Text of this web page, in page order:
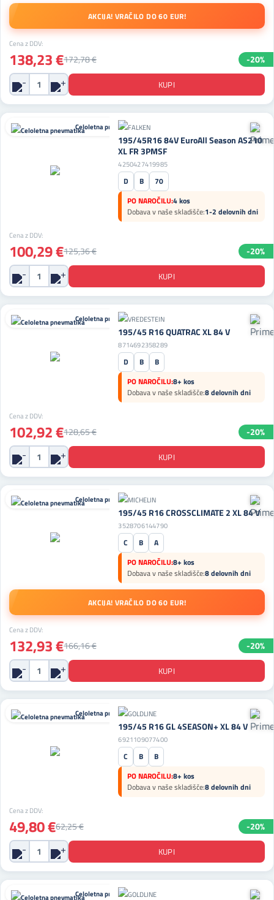
AKCIJA! VRAČILO DO 60 EUR!
Cena z DDV:
138,23 €172,78 € -20%
Celoletna pnevmatika
195/45R16 84V EuroAll Season AS210
XL FR 3PMSF
4250427419985
D B
70
PO NAROČILU:4 kos
Dobava v naše skladišče:1-2 delovnih dni
Cena z DDV:
100,29 €125,36 € -20%
Celoletna pnevmatika
195/45 R16 QUATRAC XL 84 V
8714692358289
D B
B
PO NAROČILU:8+ kos
Dobava v naše skladišče:8 delovnih dni
Cena z DDV:
102,92 €128,65 € -20%
Celoletna pnevmatika
195/45 R16 CROSSCLIMATE 2 XL 84 V
3528706144790
C B
A
PO NAROČILU:8+ kos
Dobava v naše skladišče:8 delovnih dni
AKCIJA! VRAČILO DO 60 EUR!
Cena z DDV:
132,93 €166,16 € -20%
Celoletna pnevmatika
195/45 R16 GL 4SEASON+ XL 84 V
6921109077400
C B
B
PO NAROČILU:8+ kos
Dobava v naše skladišče:8 delovnih dni
Cena z DDV:
49,80 €62,25 € -20%
Celoletna pnevmatika